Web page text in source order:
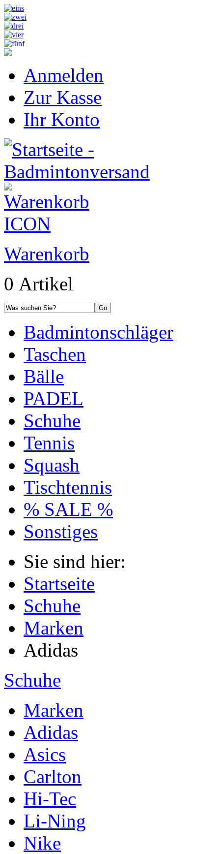
Anmelden
Zur Kasse
Ihr Konto
Warenkorb
0 Artikel
Badmintonschläger
Taschen
Bälle
PADEL
Schuhe
Tennis
Squash
Tischtennis
% SALE %
Sonstiges
Sie sind hier:
Startseite
Schuhe
Marken
Adidas
Schuhe
Marken
Adidas
Asics
Carlton
Hi-Tec
Li-Ning
Nike